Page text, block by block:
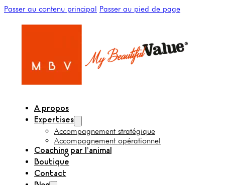
Passer au contenu principal Passer au pied de page
A propos
Expertises
Accompagnement stratégique
Accompagnement opérationnel
Coaching par l’animal
Boutique
Contact